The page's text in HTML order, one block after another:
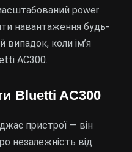
power
навантаження будь-
випадок, коли ім’я
AC300.
Bluetti AC300
пристрої — він
незалежність від